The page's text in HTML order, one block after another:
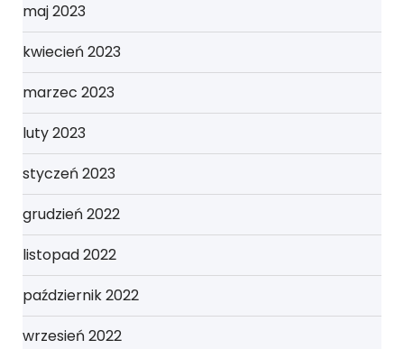
maj 2023
kwiecień 2023
marzec 2023
luty 2023
styczeń 2023
grudzień 2022
listopad 2022
październik 2022
wrzesień 2022